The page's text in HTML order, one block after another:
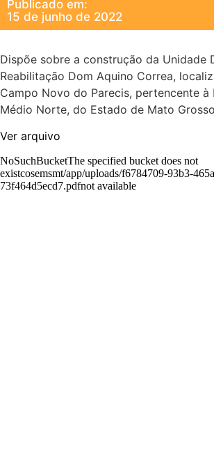
Publicado em:
15 de junho de 2022
Dispõe sobre a construção da Unidade
Reabilitação Dom Aquino Correa,
Campo Novo do Parecis, pertencente à
Médio Norte, do Estado de Mato
Ver arquivo